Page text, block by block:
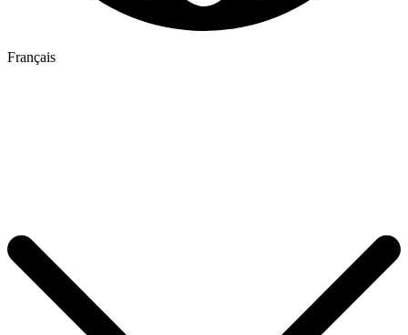
Français